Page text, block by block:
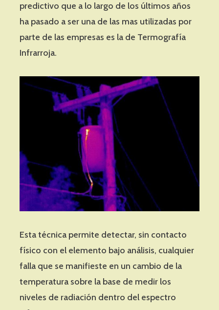
predictivo que a lo largo de los últimos años
ha pasado a ser una de las mas utilizadas por
parte de las empresas es la de Termografía
Infrarroja.
Esta técnica permite detectar, sin contacto
físico con el elemento bajo análisis, cualquier
falla que se manifieste en un cambio de la
temperatura sobre la base de medir los
niveles de radiación dentro del espectro